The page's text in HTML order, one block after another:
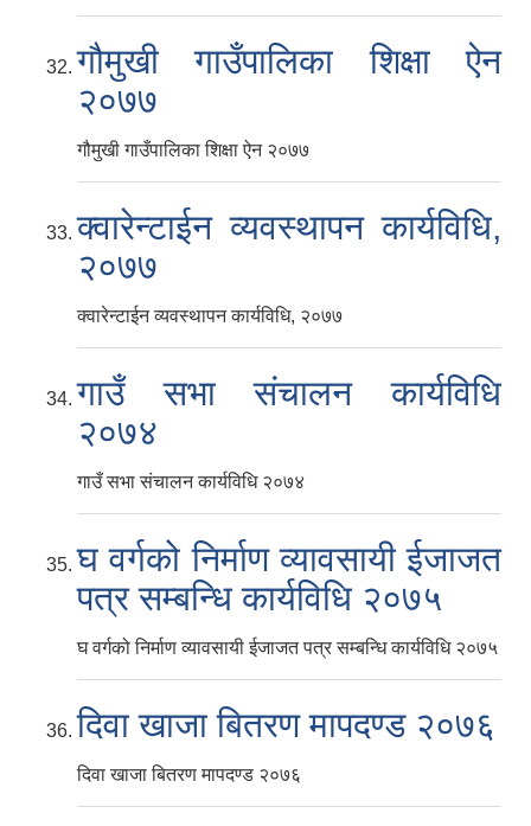
गौमुखी गाउँपालिका शिक्षा ऐन
२०७७
गौमुखी गाउँपालिका शिक्षा ऐन २०७७
क्वारेन्टाईन व्यवस्थापन कार्यविधि,
२०७७
क्वारेन्टाईन व्यवस्थापन कार्यविधि, २०७७
गाउँ सभा संचालन कार्यविधि
२०७४
गाउँ सभा संचालन कार्यविधि २०७४
घ वर्गको निर्माण व्यावसायी ईजाजत
पत्र सम्बन्धि कार्यविधि २०७५
घ वर्गको निर्माण व्यावसायी ईजाजत पत्र सम्बन्धि कार्यविधि २०७५
दिवा खाजा बितरण मापदण्ड २०७६
दिवा खाजा बितरण मापदण्ड २०७६